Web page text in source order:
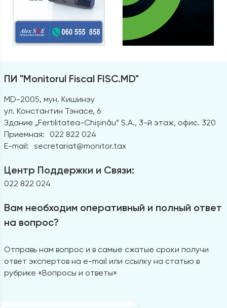
ПИ "Monitorul Fiscal FISC.MD"
MD-2005, мун. Кишинэу
ул. Константин Тэнасе, 6
Здание „Fertilitatea-Chișinău” S.A., 3-й этаж, офис. 320
Приемная:
022 822 024
E-mail: secretariat@monitor.tax
Центр Поддержки и Связи:
022 822 024
Вам необходим оперативный и полный ответ
на вопрос?
Отправь нам вопрос и в самые сжатые сроки получи
ответ экспертов на e-mail или ссылку на статью в
рубрике «Вопросы и ответы»